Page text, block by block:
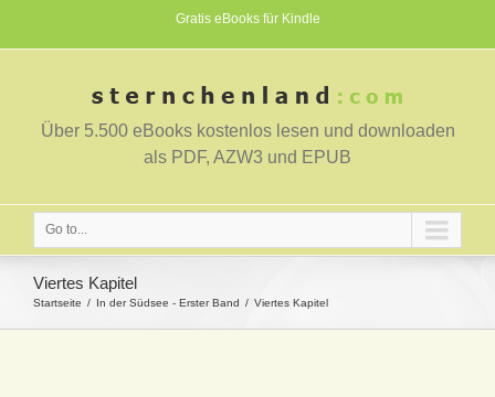
Gratis eBooks für Kindle
Über 5.500 eBooks kostenlos lesen und downloaden
als PDF, AZW3 und EPUB
Go to...
Viertes Kapitel
Startseite In der Südsee - Erster Band Viertes Kapitel